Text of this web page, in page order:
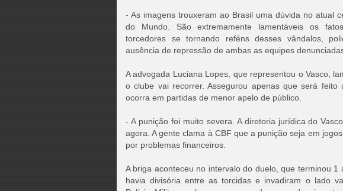
- As imagens trouxeram ao Brasil uma dúvida no atual
do Mundo. São extremamente lamentáveis os
torcedores se tornando reféns desses vândalos,
ausência de repressão de ambas as equipes
A advogada Luciana Lopes, que representou o Vasco,
o clube vai recorrer. Assegurou apenas que será
ocorra em partidas de menor apelo de público.
- A punição foi muito severa. A diretoria jurídica do
agora. A gente clama à CBF que a punição seja em
por problemas financeiros.
A briga aconteceu no intervalo do duelo, que terminou
havia divisória entre as torcidas e invadiram o lado